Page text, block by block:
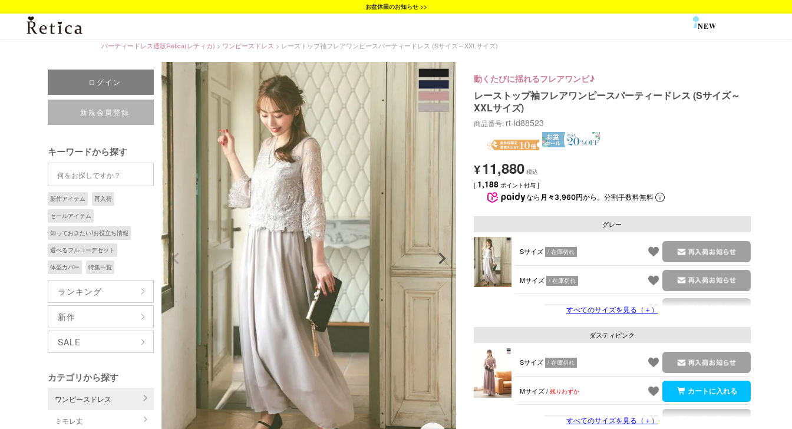
お盆休業のお知らせ >>
NEW
パーティードレス通販Retica(レティカ) ワンピースドレス レーストップ袖フレアワンピースパーティードレス (Sサイズ～XXLサイズ)
ログイン
新規会員登録
キーワードから探す
新作アイテム 再入荷
セールアイテム
知っておきたい!お役立ち情報
選べるフルコーデセット
体型カバー 特集一覧
ランキング
新作
SALE
カテゴリから探す
ワンピースドレス
ミモレ丈
動くたびに揺れるフレアワンピ♪
レーストップ袖フレアワンピースパーティードレス (Sサイズ～
XXLサイズ)
商品番号 rt-ld88523
¥11,880
[ 1,188 ポイント付与 ]
なら 月々3,960円から。分割手数料無料
グレー
Sサイズ 在庫切れ
Mサイズ 在庫切れ
在庫切れすべてのサイズを見る（＋）
ダスティピンク
Sサイズ 在庫切れ
Mサイズ 残りわずか
在庫切れすべてのサイズを見る（＋）